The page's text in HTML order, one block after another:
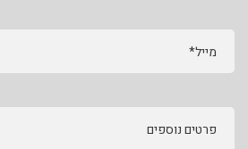
מייל*
פרטים נוספים